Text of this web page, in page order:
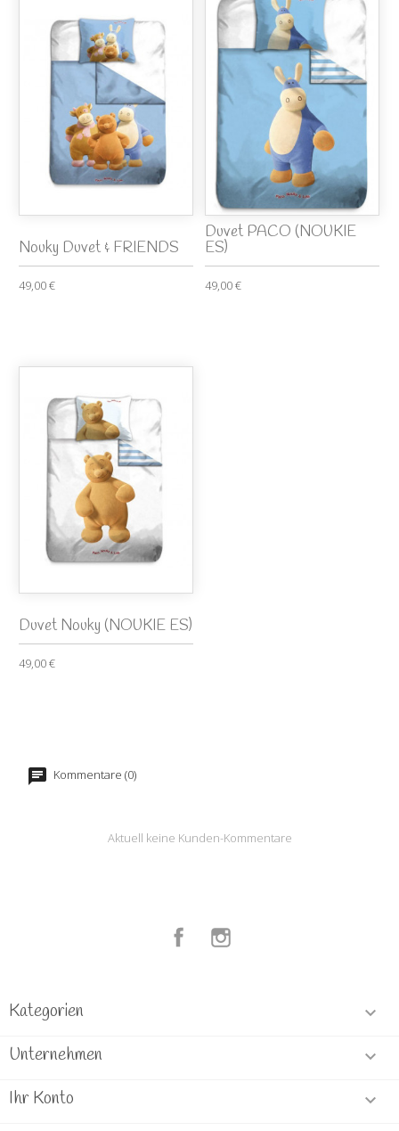
Nouky Duvet & FRIENDS
49,00 €
Duvet PACO (NOUKIE
ES)
49,00 €
Duvet Nouky (NOUKIE ES)
49,00 €
Kommentare (0)
Aktuell keine Kunden-Kommentare
Facebook
Kategorien 
Unternehmen 
Ihr Konto 